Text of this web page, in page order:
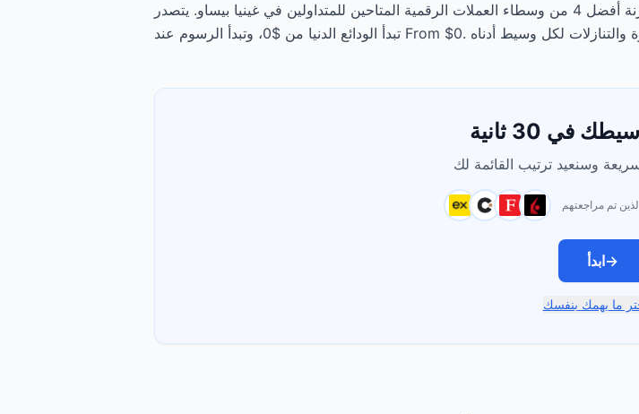
لقد قمنا بمقارنة أفضل 4 من وسطاء العملات الرقمية المتاحين للمتداولين في غينيا بيساو. يتصدر Exness الترتيب، يليه Capital.com، بتقييم 4.85/5.
في 30 ثانية
ابدأ→
ما يهمك بنفسك